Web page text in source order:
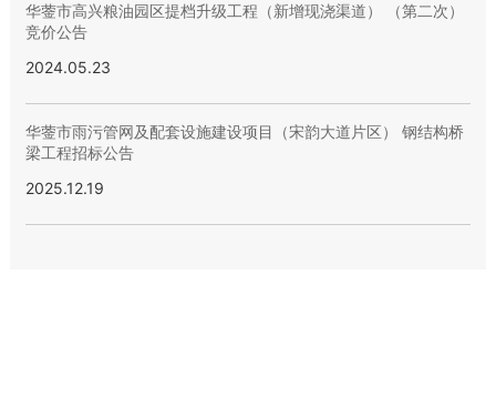
华蓥市高兴粮油园区提档升级工程（新增现浇渠道） （第二次）
竞价公告
2024.05.23
华蓥市雨污管网及配套设施建设项目（宋韵大道片区） 钢结构桥
梁工程招标公告
2025.12.19